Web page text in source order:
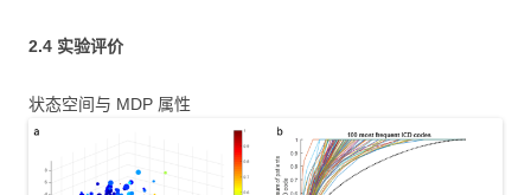
2.4 实验评价
状态空间与 MDP 属性